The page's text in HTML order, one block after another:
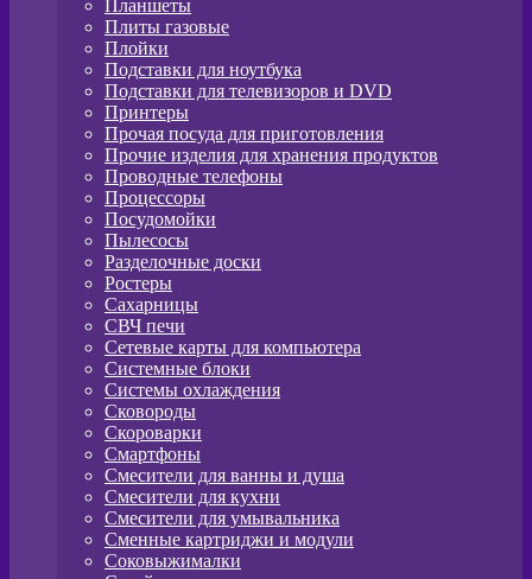
Планшеты
Плиты газовые
Плойки
Подставки для ноутбука
Подставки для телевизоров и DVD
Принтеры
Прочая посуда для приготовления
Прочие изделия для хранения продуктов
Проводные телефоны
Процессоры
Посудомойки
Пылесосы
Разделочные доски
Ростеры
Сахарницы
СВЧ печи
Сетевые карты для компьютера
Системные блоки
Системы охлаждения
Сковороды
Скороварки
Смартфоны
Смесители для ванны и душа
Смесители для кухни
Смесители для умывальника
Сменные картриджи и модули
Соковыжималки